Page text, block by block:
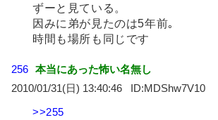
ずーと見ている。
因みに弟が見たのは5年前｡
時間も場所も同じです
256 本当にあった怖い名無し
2010/01/31(日) 13:40:46
MDShw7V10
>>255